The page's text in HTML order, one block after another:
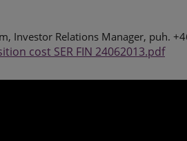
Investor Relations Manager, puh.
cost SER FIN 24062013.pdf